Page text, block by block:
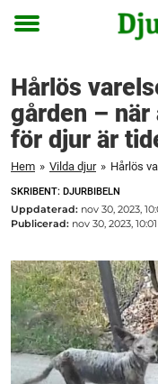
Toggle
Hårlös
gården – när
för djur är
Hem » Vilda djur »
SKRIBENT: DJURBIBELN
Uppdaterad: nov 30, 2023,
Publicerad: nov 30, 2023, 10:01